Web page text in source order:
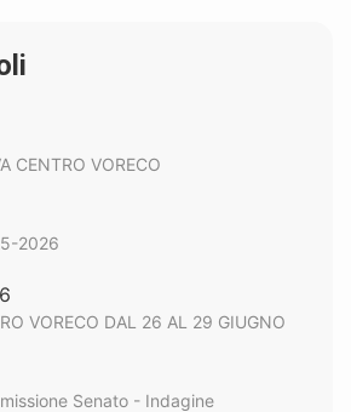
CENTRO VORECO
2026
VORECO DAL 26 AL 29 GIUGNO
Senato - Indagine